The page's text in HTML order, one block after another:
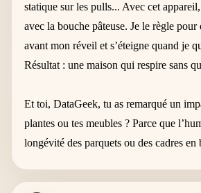
statique sur les pulls... Avec cet
avec la bouche pâteuse. Je le règle pour
avant mon réveil et s’éteigne quand je
Résultat : une maison qui respire sans
Et toi, DataGeek, tu as remarqué un
plantes ou tes meubles ? Parce que
longévité des parquets ou des cadres en